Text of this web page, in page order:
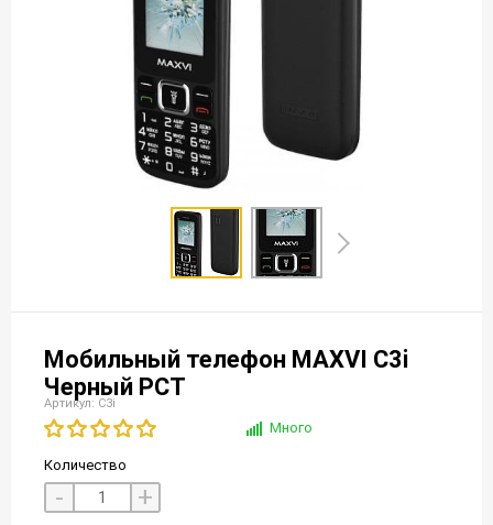
Мобильный телефон MAXVI C3i
Черный РСТ
Артикул: C3i
Много
Количество
- +